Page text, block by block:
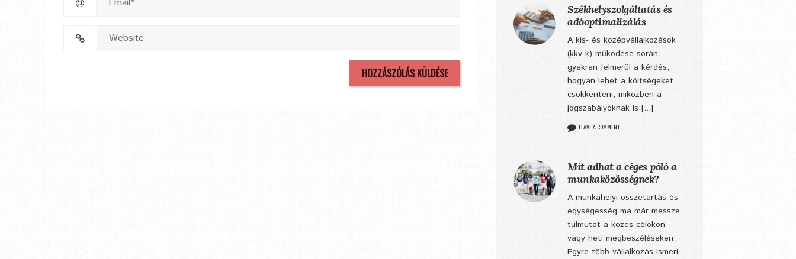
Székhelyszolgáltatás és
adóoptimalizálás
A kis- és középvállalkozások
(kkv-k) működése során
gyakran felmerül a kérdés,
hogyan lehet a költségeket
csökkenteni, miközben a
jogszabályoknak is [...]
LEAVE A COMMENT
Mit adhat a céges póló a
munkaközösségnek?
A munkahelyi összetartás és
egységesség ma már messze
túlmutat a közös célokon
vagy heti megbeszéléseken.
Egyre több vállalkozás ismeri